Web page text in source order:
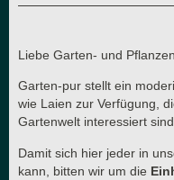
Liebe Garten- und
Garten-pur stellt ein
wie Laien zur Verfügung,
Gartenwelt interessiert sind.
Damit sich hier jeder in
kann, bitten wir um die